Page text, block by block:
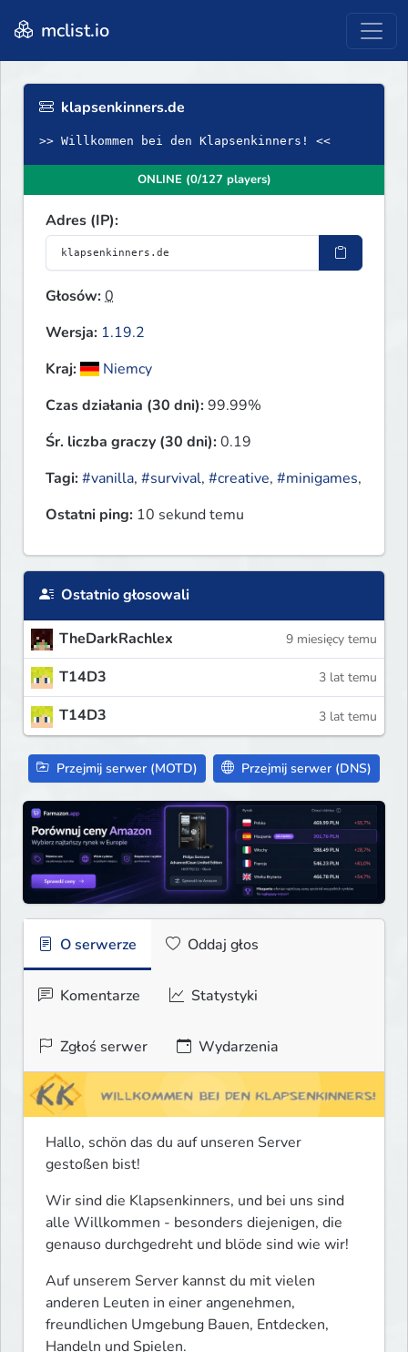
mclist.io
klapsenkinners.de
>> Willkommen bei den Klapsenkinners! <<
ONLINE (0/127 players)
Adres (IP):
Głosów:0
Wersja: 1.19.2
Kraj:
Niemcy
Czas działania (30 dni):99.99%
Śr. liczba graczy (30 dni):0.19
Tagi:#vanilla, #survival, #creative, #minigames,
Ostatni ping: 10 sekund temu
Ostatnio głosowali
TheDarkRachlex 9 miesięcy temu
T14D3 3 lat temu
T14D3 3 lat temu
Przejmij serwer (MOTD) Przejmij serwer (DNS)
O serwerze Oddaj głos
Komentarze Statystyki
Zgłoś serwer Wydarzenia
Hallo, schön das du auf unseren Server
gestoßen bist!
Wir sind die Klapsenkinners, und bei uns sind
alle Willkommen - besonders diejenigen, die
genauso durchgedreht und blöde sind wie wir!
Auf unserem Server kannst du mit vielen
anderen Leuten in einer angenehmen,
freundlichen Umgebung Bauen, Entdecken,
Handeln und Spielen.